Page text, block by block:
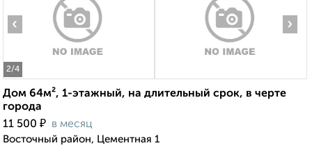
2/4
‹ ›
Дом 64м², 1-этажный, на длительный срок, в черте
города
11 500 ₽ в месяц
Восточный район, Цементная 1